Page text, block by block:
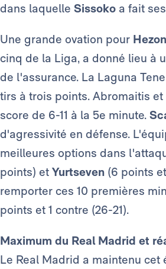
dans laquelle Sissoko a fait
Une grande ovation pour
cinq de la Liga, a donné lieu à
de l'assurance. La Laguna
tirs à trois points. Abromaitis
score de 6-11 à la 5e minute.
d'agressivité en défense.
meilleures options dans
points) et Yurtseven (6 points
remporter ces 10 premières
points et 1 contre (26-21).
Maximum du Real Madrid et
Le Real Madrid a maintenu